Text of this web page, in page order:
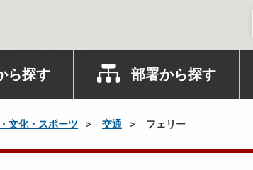
ら探す 部署から探す
文化・スポーツ 交通 フェリー